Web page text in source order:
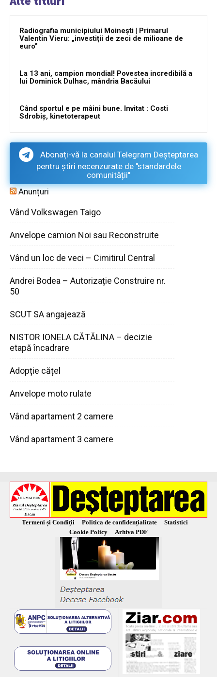
Radiografia municipiului Moinești | Primarul
Valentin Vieru: „investiții de zeci de milioane de
euro”
La 13 ani, campion mondial! Povestea incredibilă a
lui Dominick Dulhac, mândria Bacăului
Când sportul e pe mâini bune. Invitat : Costi
Sdrobiș, kinetoterapeut
Abonați-vă la canalul Telegram Deșteptarea
pentru știri necenzurate de "standardele
comunității"
Anunțuri
Vând Volkswagen Taigo
Anvelope camion Noi sau Reconstruite
Vând un loc de veci – Cimitirul Central
Andrei Bodea – Autorizație Construire nr.
50
SCUT SA angajează
NISTOR IONELA CĂTĂLINA – decizie
etapă încadrare
Adopție cățel
Anvelope moto rulate
Vând apartament 2 camere
Vând apartament 3 camere
Termeni și Condiții Politica de confidențialitate
Statistici
Cookie Policy
Arhiva PDF